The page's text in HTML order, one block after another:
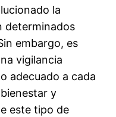
la
determinados
embargo, es
vigilancia
adecuado a cada
y
este tipo de